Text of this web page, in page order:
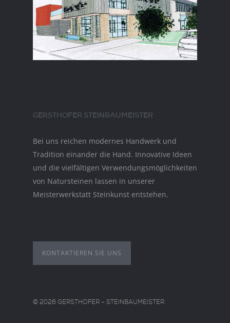
GERSTHOFER STEINBAUMEISTER
Bei uns reichen modernes Handwerk und
Tradition einander die Hand. Innovative Ideen
und die vielfältigen Verwendungsmöglichkeiten
von Natursteinen lassen in unserer
Meisterwerkstatt Steinkunst entstehen.
KONTAKTIEREN SIE UNS
© 2026 GERSTHOFER – STEINBAUMEISTER.